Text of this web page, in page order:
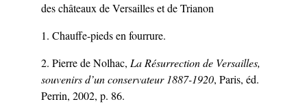
des châteaux de Versailles et de Trianon
1. Chauffe-pieds en fourrure.
2. Pierre de Nolhac, La Résurrection de Versailles,
souvenirs d’un conservateur 1887-1920, Paris, éd.
Perrin, 2002, p. 86.